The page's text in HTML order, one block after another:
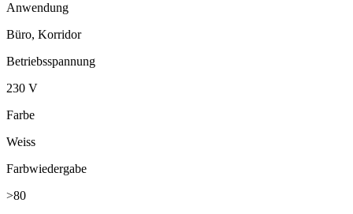
Anwendung
Büro, Korridor
Betriebsspannung
230 V
Farbe
Weiss
Farbwiedergabe
>80